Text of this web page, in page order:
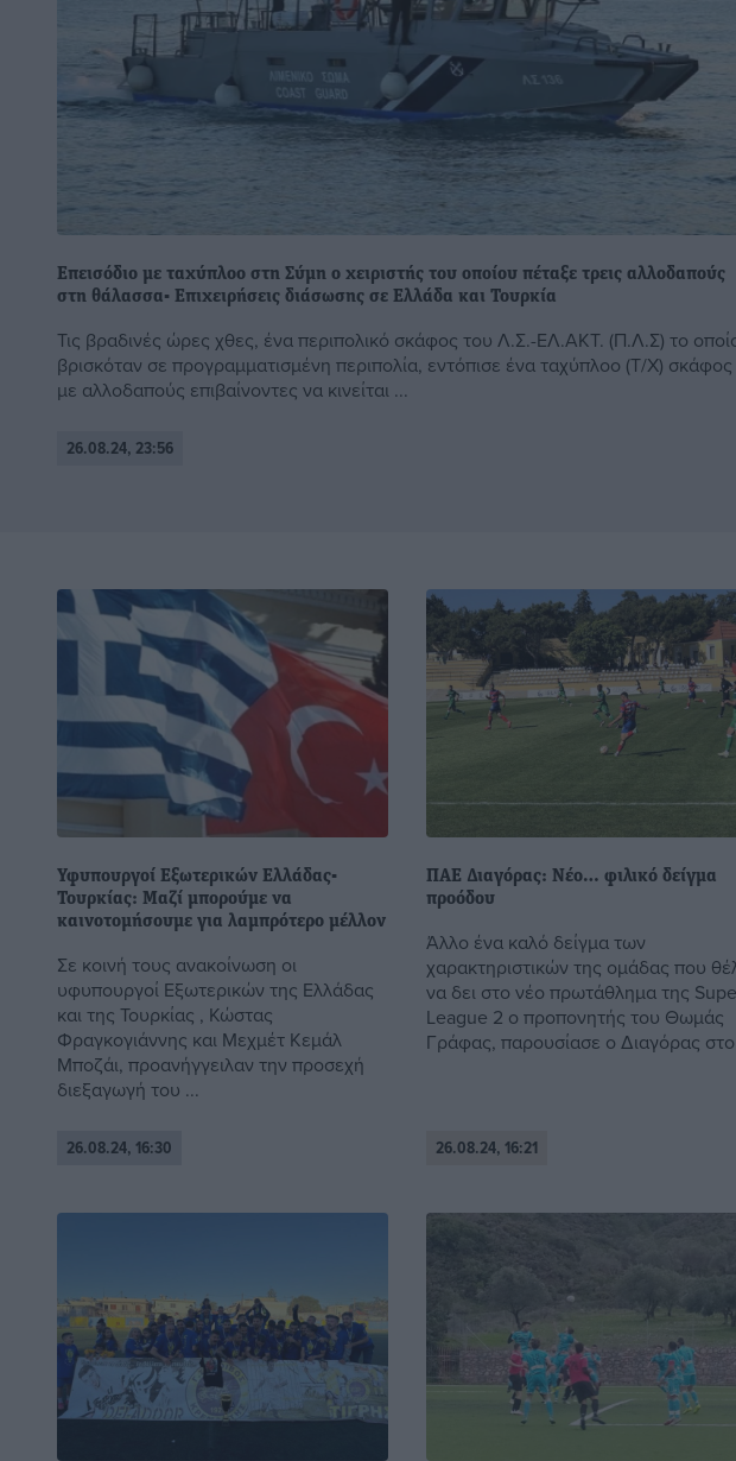
Επεισόδιο με ταχύπλοο στη Σύμη ο χειριστής του οποίου πέταξε τρεις αλλοδαπούς
στη θάλασσα- Επιχειρήσεις διάσωσης σε Ελλάδα και Τουρκία
Τις βραδινές ώρες χθες, ένα περιπολικό σκάφος του Λ.Σ.-ΕΛ.ΑΚΤ. (Π.Λ.Σ) το
βρισκόταν σε προγραμματισμένη περιπολία, εντόπισε ένα ταχύπλοο (Τ/Χ) σκάφος
με αλλοδαπούς επιβαίνοντες να κινείται ...
26.08.24, 23:56
Υφυπουργοί Εξωτερικών Ελλάδας-
Τουρκίας: Μαζί μπορούμε να
καινοτομήσουμε για λαμπρότερο μέλλον
Σε κοινή τους ανακοίνωση οι
υφυπουργοί Εξωτερικών της Ελλάδας
και της Τουρκίας , Κώστας
Φραγκογιάννης και Μεχμέτ Κεμάλ
Μποζάι, προανήγγειλαν την προσεχή
διεξαγωγή του ...
26.08.24, 16:30
ΠΑΕ Διαγόρας: Νέο… φιλικό δείγμα
προόδου
Άλλο ένα καλό δείγμα των
χαρακτηριστικών της ομάδας που
να δει στο νέο πρωτάθλημα της
League 2 ο προπονητής του Θωμάς
Γράφας, παρουσίασε ο Διαγόρας
26.08.24, 16:21